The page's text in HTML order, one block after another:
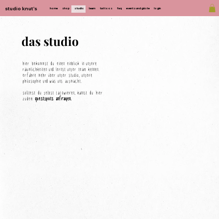
studio knut's home shop studio team tattoos faq events und gäste login
das studio
hier bekommst du einen einblick in unsere
räumlichkeiten und lernst unser team kennen.
erfahre mehr über unser studio, unsere
philosophie und was uns ausmacht.
solltest du selbst tätowieren, kannst du hier
zudemguestspots anfragen.